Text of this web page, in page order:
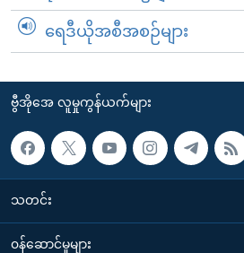
ရေဒီယိုအစီအစဉ်များ
ဗွီအိုအေ လူမှုကွန်ယက်များ
သတင်း
၀န်ဆောင်မှုများ